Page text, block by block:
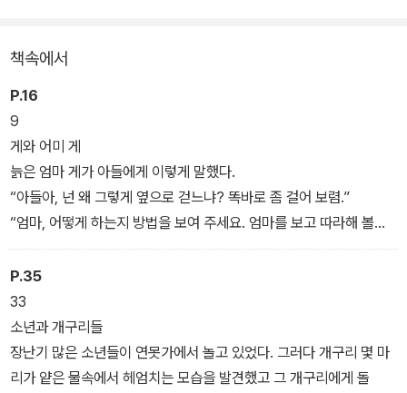
책속에서
P.16
9
게와 어미 게
늙은 엄마 게가 아들에게 이렇게 말했다.
“아들아, 넌 왜 그렇게 옆으로 걷느냐? 똑바로 좀 걸어 보렴.”
“엄마, 어떻게 하는지 방법을 보여 주세요. 엄마를 보고 따라해 볼게
요.”
아들 게가 대답했다. 늙은 엄마 게는 계속 노력했지만 결국 똑바로 걷
지 못했다. 엄마 게는 이제야 자식을 나무란 것이 얼마나 바보 같은 행
동이었는지 깨달았다.
*시범이 훈계보다 낫다.
P.35
33
소년과 개구리들
장난기 많은 소년들이 연못가에서 놀고 있었다. 그러다 개구리 몇 마
리가 얕은 물속에서 헤엄치는 모습을 발견했고 그 개구리에게 돌